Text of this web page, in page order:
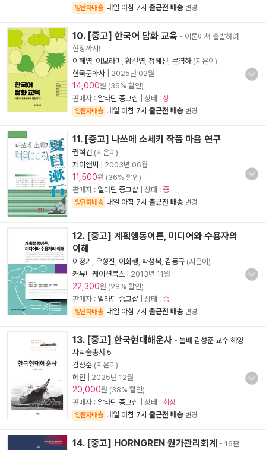
양탄자배송 내일 아침 7시 출근전 배송 변경
10. [중고] 한국어 담화 교육 - 이론에서 출발하여
현장까지!
이해영 이보라미 황선영 정혜선 문영하(지은이)
한국문화사
2025년 02월
14,000원 (36% 할인)
판매자 : 알라딘 중고샵 | 상태 : 상
양탄자배송 내일 아침 7시 출근전 배송 변경
11. [중고] 나쓰메 소세키 작품 마음 연구
권혁건 (지은이)
제이앤씨
2003년 06월
11,500원 (36% 할인)
판매자 : 알라딘 중고샵 | 상태 : 중
양탄자배송 내일 아침 7시 출근전 배송 변경
12. [중고] 계획행동이론, 미디어와 수용자의
이해
이정기 우형진 이화행 박성복 김동규 (지은이)
커뮤니케이션북스
2013년 11월
22,300원 (28% 할인)
판매자 : 알라딘 중고샵 | 상태 : 중
양탄자배송 내일 아침 7시 출근전 배송 변경
13. [중고] 한국현대해운사 - 늘배 김성준 교수 해양
사학술총서 5
김성준 (지은이)
혜안| 2025년 12월
20,000원 (38% 할인)
판매자 : 알라딘 중고샵 | 상태 : 최상
양탄자배송 내일 아침 7시 출근전 배송 변경
14. [중고] HORNGREN 원가관리회계 - 16판